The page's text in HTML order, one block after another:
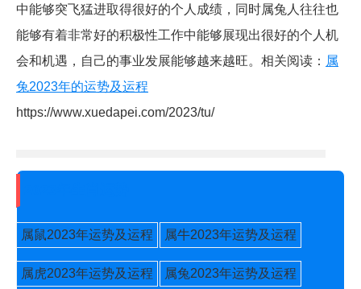
中能够突飞猛进取得很好的个人成绩，同时属兔人往往也
能够有着非常好的积极性工作中能够展现出很好的个人机
会和机遇，自己的事业发展能够越来越旺。相关阅读： 属
兔2023年的运势及运程
https://www.xuedapei.com/2023/tu/
属鼠2023年运势及运程 属牛2023年运势及运程
属虎2023年运势及运程 属兔2023年运势及运程